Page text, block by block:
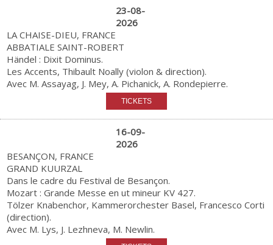
23-08-
2026
LA CHAISE-DIEU, FRANCE
ABBATIALE SAINT-ROBERT
Händel : Dixit Dominus.
Les Accents, Thibault Noally (violon & direction).
Avec M. Assayag, J. Mey, A. Pichanick, A. Rondepierre.
16-09-
2026
BESANÇON, FRANCE
GRAND KUURZAL
Dans le cadre du Festival de Besançon.
Mozart : Grande Messe en ut mineur KV 427.
Tölzer Knabenchor, Kammerorchester Basel, Francesco Corti
(direction).
Avec M. Lys, J. Lezhneva, M. Newlin.